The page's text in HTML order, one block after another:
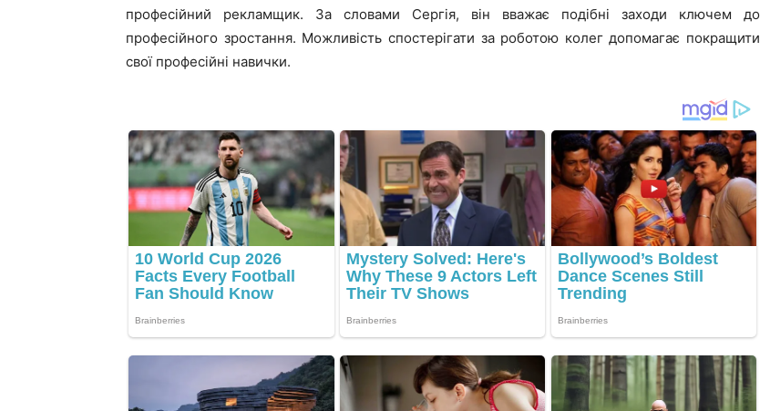
професійний рекламщик. За словами Сергія, він вважає подібні заходи ключем до
професійного зростання. Можливість спостерігати за роботою колег допомагає покращити
свої професійні навички.